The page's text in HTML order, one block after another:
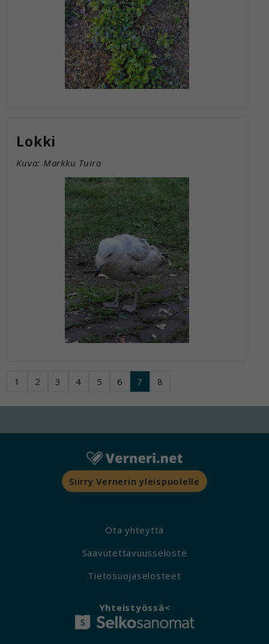
Lokki
Kuva: Markku Tuira
1 2 3 4 5 6 7 8
Siirry Vernerin yleispuolelle
Ota yhteyttä
Saavutettavuusseloste
Tietosuojaselosteet
Yhteistyössä<